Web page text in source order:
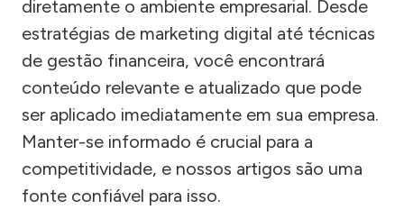
diretamente o ambiente empresarial. Desde
estratégias de marketing digital até técnicas
de gestão financeira, você encontrará
conteúdo relevante e atualizado que pode
ser aplicado imediatamente em sua empresa.
Manter-se informado é crucial para a
competitividade, e nossos artigos são uma
fonte confiável para isso.